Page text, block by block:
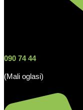
090 74 44
(Mali oglasi)